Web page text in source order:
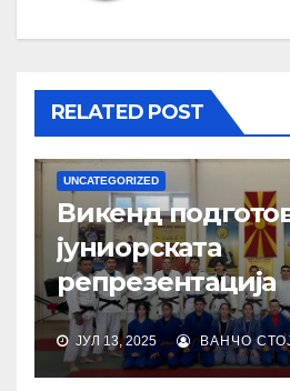
RELATED POST
UNCATEGORIZED
Викенд
јуниорската
репрезентација
ЈУЛ 13, 2025 ВАНЧО